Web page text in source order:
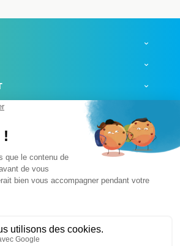
Mentions légales
générales de ventes